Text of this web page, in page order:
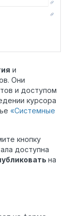
и
Они
и доступом
курсора
«Системные
кнопку
доступна
на